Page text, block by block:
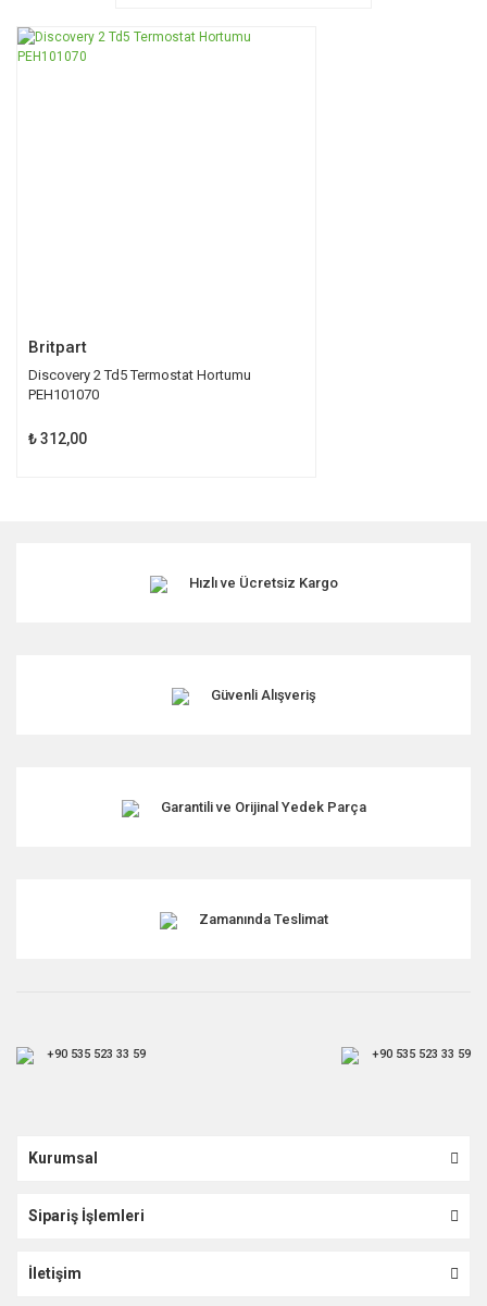
Ürün resmi kalitesiz, bozuk veya görüntülenemiyor.
Britpart
Discovery 2 Td5 Termostat Hortumu
PEH101070
₺ 312,00
Hızlı ve Ücretsiz Kargo
Güvenli Alışveriş
Garantili ve Orijinal Yedek Parça
Zamanında Teslimat
+90 535 523 33 59 +90 535 523 33 59
Kurumsal
Sipariş İşlemleri
İletişim